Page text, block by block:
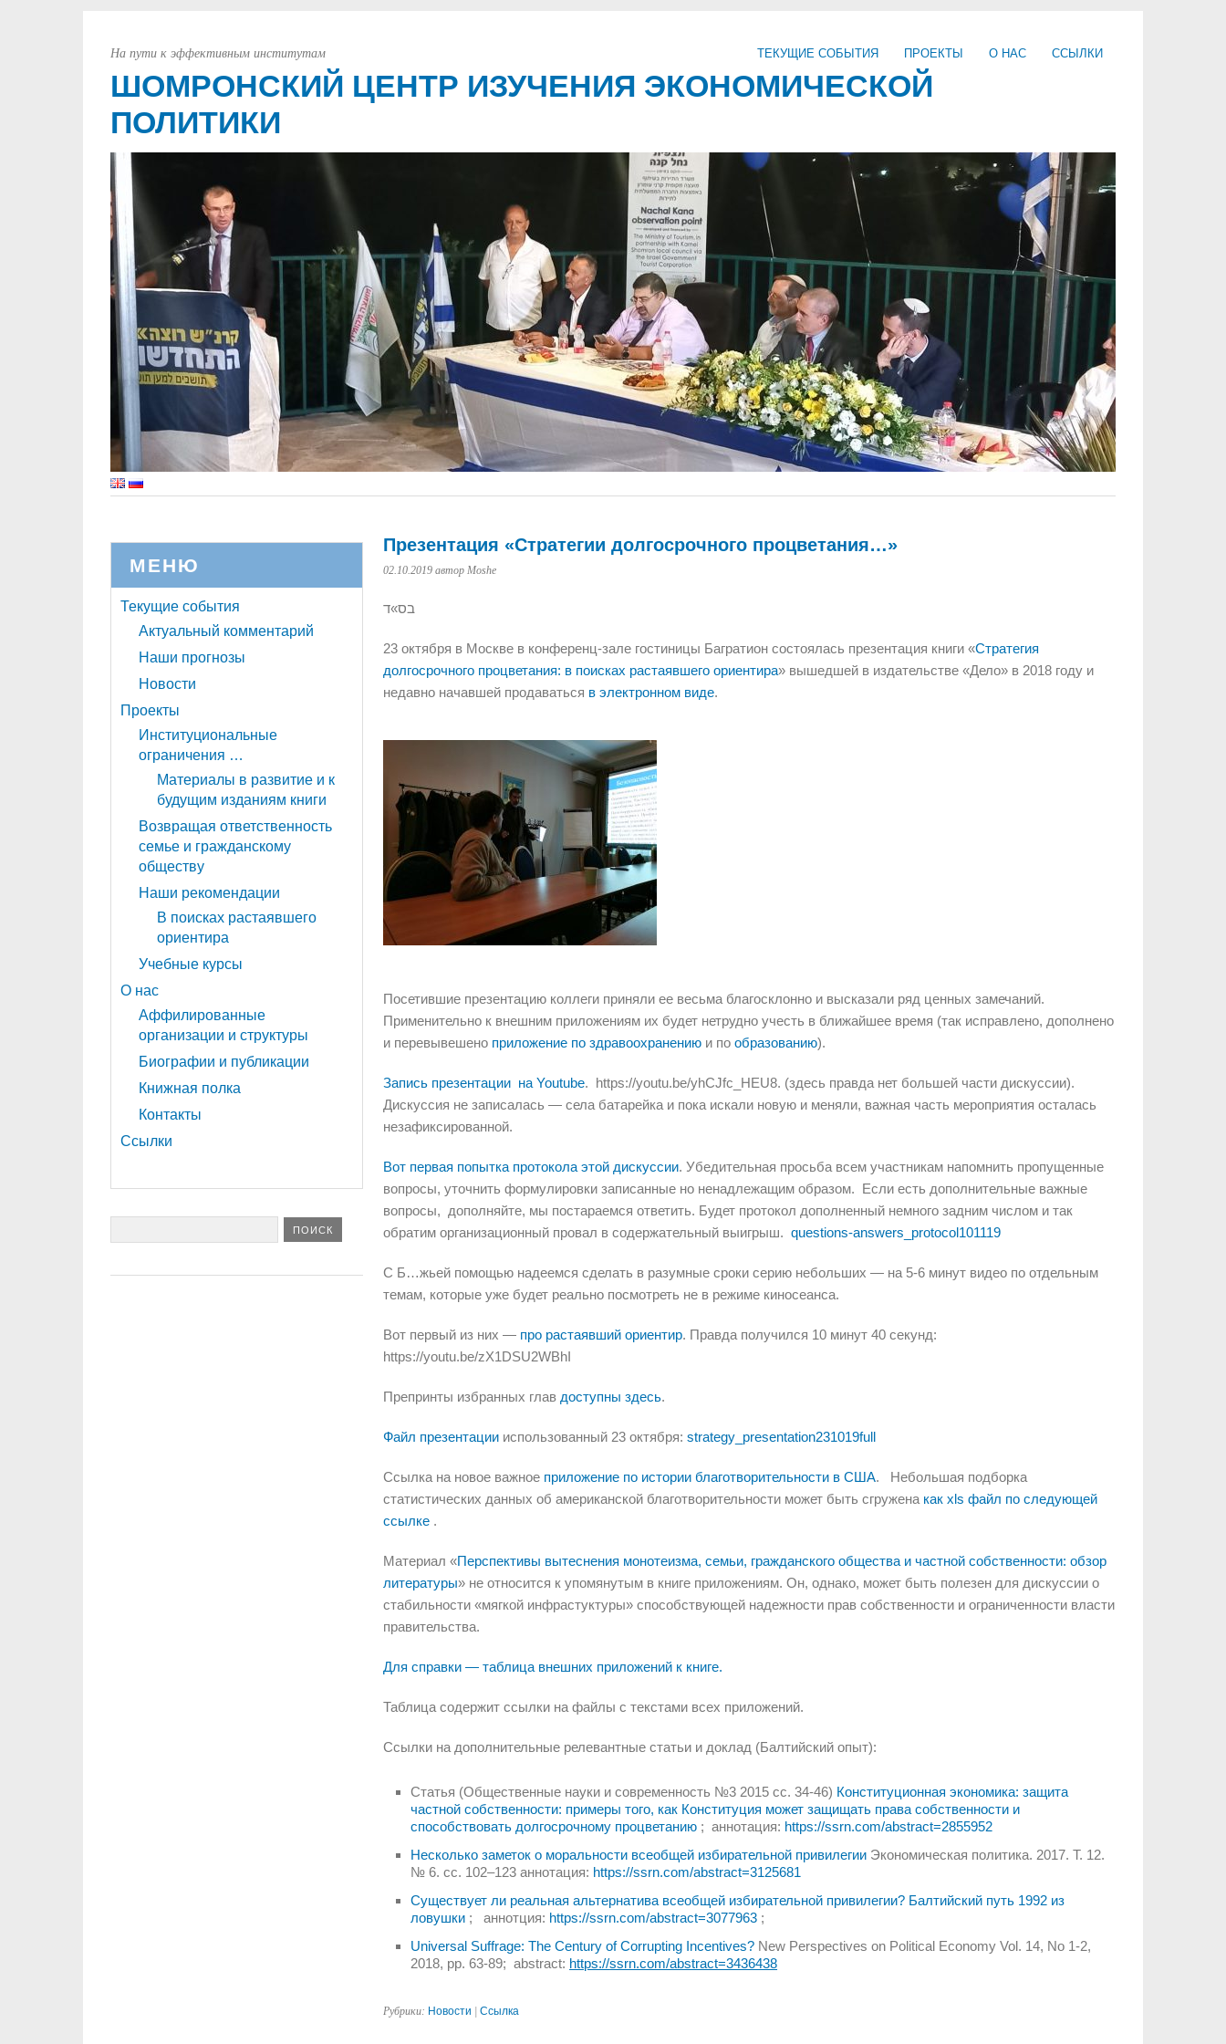
ТЕКУЩИЕ СОБЫТИЯ ПРОЕКТЫ О НАС ССЫЛКИ
ШОМРОНСКИЙ ЦЕНТР ИЗУЧЕНИЯ ЭКОНОМИЧЕСКОЙ
ПОЛИТИКИ
На пути к эффективным институтам
Презентация «Стратегии долгосрочного процветания…»
02.10.2019 автор Moshe
בס»ד
23 октября в Москве в конференц-зале гостиницы Багратион состоялась презентация книги «Стратегия
долгосрочного процветания: в поисках растаявшего ориентира» вышедшей в издательстве «Дело» в 2018 году и
недавно начавшей продаваться в электронном виде.
Посетившие презентацию коллеги приняли ее весьма благосклонно и высказали ряд ценных замечаний.
Применительно к внешним приложениям их будет нетрудно учесть в ближайшее время (так исправлено, дополнено
и перевывешено приложение по здравоохранению и пообразованию).
Запись презентации на Youtube. https://youtu.be/yhCJfc_HEU8. (здесь правда нет большей части дискуссии).
Дискуссия не записалась — села батарейка и пока искали новую и меняли, важная часть мероприятия осталась
незафиксированной.
Вот первая попытка протокола этой дискуссии. Убедительная просьба всем участникам напомнить пропущенные
вопросы, уточнить формулировки записанные но ненадлежащим образом. Если есть дополнительные важные
вопросы, дополняйте, мы постараемся ответить. Будет протокол дополненный немного задним числом и так
обратим организационный провал в содержательный выигрыш.questions-answers_protocol101119
С Б…жьей помощью надеемся сделать в разумные сроки серию небольших — на 5-6 минут видео по отдельным
темам, которые уже будет реально посмотреть не в режиме киносеанса.
Вот первый из них — про растаявший ориентир. Правда получился 10 минут 40 секунд:
https://youtu.be/zX1DSU2WBhI
Препринты избранных глав доступны здесь.
Файл презентации использованный 23 октября:strategy_presentation231019full
Ссылка на новое важное приложение по истории благотворительности в США. Небольшая подборка
статистических данных об американской благотворительности может быть сгружена как xls файл по следующей
ссылке .
Материал «Перспективы вытеснения монотеизма, семьи, гражданского общества и частной собственности: обзор
литературы» не относится к упомянутым в книге приложениям. Он, однако, может быть полезен для дискуссии о
стабильности «мягкой инфрастуктуры» способствующей надежности прав собственности и ограниченности власти
правительства.
Для справки — таблица внешних приложений к книге.
Таблица содержит ссылки на файлы с текстами всех приложений.
Ссылки на дополнительные релевантные статьи и доклад (Балтийский опыт):
Статья (Общественные науки и современность №3 2015 сс. 34-46) Конституционная экономика: защита
частной собственности: примеры того, как Конституция может защищать права собственности и
способствовать долгосрочному процветанию ; аннотация: https://ssrn.com/abstract=2855952
Несколько заметок о моральности всеобщей избирательной привилегии Экономическая политика. 2017. Т. 12.
№ 6. сс. 102–123 аннотация: https://ssrn.com/abstract=3125681
Существует ли реальная альтернатива всеобщей избирательной привилегии? Балтийский путь 1992 из
ловушки ; аннотция: https://ssrn.com/abstract=3077963 ;
Universal Suffrage: The Century of Corrupting Incentives? New Perspectives on Political Economy Vol. 14, No 1-2,
2018, pp. 63-89; abstract: https://ssrn.com/abstract=3436438
Рубрики: Новости |Ссылка
МЕНЮ
Текущие события
Актуальный комментарий
Наши прогнозы
Новости
Проекты
Институциональные
ограничения …
Материалы в развитие и к
будущим изданиям книги
Возвращая ответственность
семье и гражданскому
обществу
Наши рекомендации
В поисках растаявшего
ориентира
Учебные курсы
О нас
Аффилированные
организации и структуры
Биографии и публикации
Книжная полка
Контакты
Ссылки